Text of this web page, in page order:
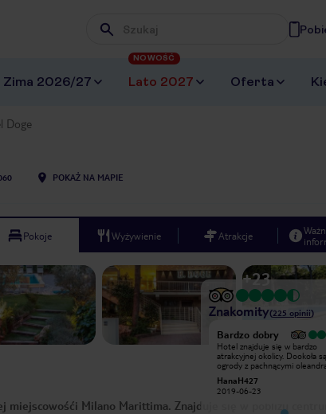
Wpisz frazę, której szukasz
Zima 2026/27 Lato 2027
NOWOŚĆ
Oferta
Doge
POKAŻ NA MAPIE
Pokoje Wyżywienie Atrakcje
+23
Znakomity(225 opinii)
Bardzo dobry
Hotel znajduje się w bardzo
kuchnia włoską!
Bardzo dobry
Hotel znajduje się w bardzo
atrakcyjnej okolicy. Dookoła
ogrody z pachnącymi
odpoczynku. Hotel 4* bardzo
przyjemny dla gości z
HanaH427
2019-06-23
Milano Marittima. Znajduje się w pobliżu centrum